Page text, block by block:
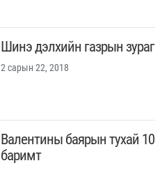
Шинэ дэлхийн газрын зураг
2 сарын 22, 2018
Валентины баярын тухай 10
баримт